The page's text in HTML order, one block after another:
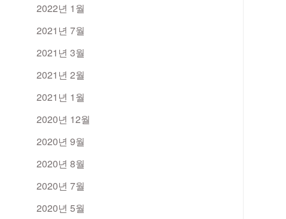
2022년 1월
2021년 7월
2021년 3월
2021년 2월
2021년 1월
2020년 12월
2020년 9월
2020년 8월
2020년 7월
2020년 5월